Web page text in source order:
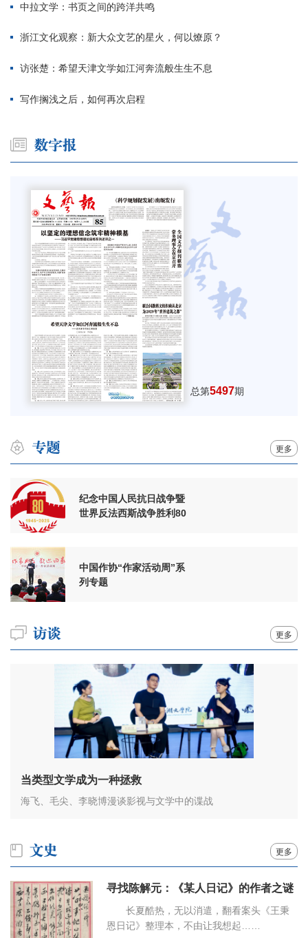
中拉文学：书页之间的跨洋共鸣
浙江文化观察：新大众文艺的星火，何以燎原？
访张楚：希望天津文学如江河奔流般生生不息
写作搁浅之后，如何再次启程
总第5497期
更多
纪念中国人民抗日战争暨
世界反法西斯战争胜利80
中国作协“作家活动周”系
列专题
更多
当类型文学成为一种拯救
海飞、毛尖、李晓博漫谈影视与文学中的谍战
更多
寻找陈解元：《某人日记》的作者之谜
长夏酷热，无以消遣，翻看案头《王秉
恩日记》整理本，不由让我想起……